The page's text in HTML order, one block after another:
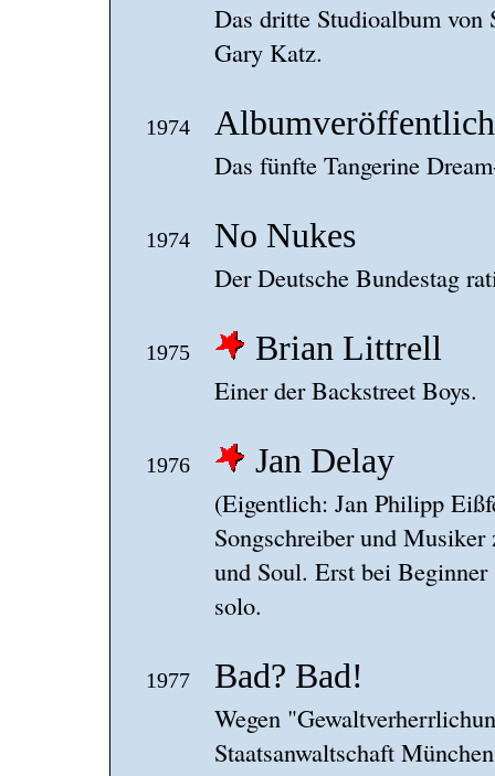
Das dritte Studioalbum von
Gary Katz.
1974
Das fünfte Tangerine
1974 No Nukes
Der Deutsche Bundestag
1975 Brian Littrell
Einer der Backstreet Boys.
1976 Jan Delay
(Eigentlich: Jan Philipp
Songschreiber und
und Soul. Erst bei
solo.
1977 Bad? Bad!
Wegen
Staatsanwaltschaft